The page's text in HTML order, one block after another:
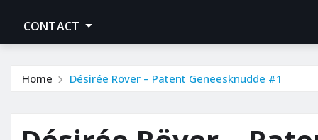
CONTACT
Home Désirée Röver – Patent Geneesknudde #1